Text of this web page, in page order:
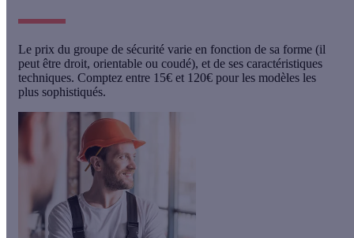
Le prix du groupe de sécurité varie en fonction de sa forme (il
peut être droit, orientable ou coudé), et de ses caractéristiques
techniques. Comptez entre 15€ et 120€ pour les modèles les
plus sophistiqués.